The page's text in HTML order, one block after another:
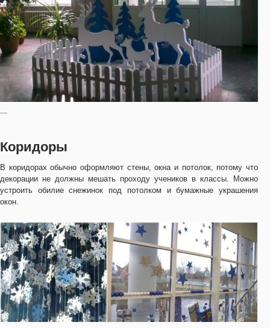
—
Коридоры
В коридорах обычно оформляют стены, окна и потолок, потому что
декорации не должны мешать проходу учеников в классы. Можно
устроить обилие снежинок под потолком и бумажные украшения
окон.